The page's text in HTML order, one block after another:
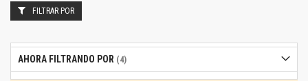
FILTRAR POR
AHORA FILTRANDO POR